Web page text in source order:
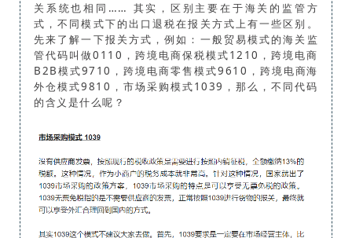
关系统也相同…… 其实，区别主要在于海关的监管方
式，不同模式下的出口退税在报关方式上有一些区别。
先来了解一下报关方式，例如：一般贸易模式的海关监
管代码叫做0110，跨境电商保税模式1210，跨境电商
B2B模式9710，跨境电商零售模式9610，跨境电商海
外仓模式9810，市场采购模式1039，那么，不同代码
的含义是什么呢？